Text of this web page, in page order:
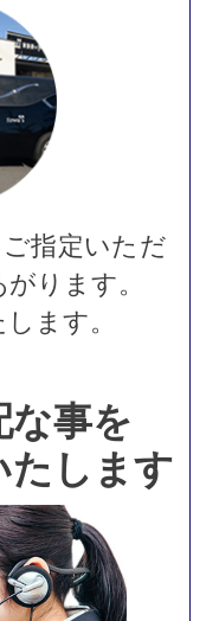
指定いただ
ります。
ます。
な事を
たします